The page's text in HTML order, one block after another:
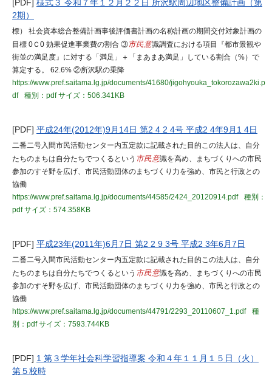
[PDF] 様式３ 令和７年１２月２２日 所沢駅周辺地区整備計画（第
2期）
標） 社会資本総合整備計画事後評価書計画の名称計画の期間交付対象計画の
目標 0Ｃ0 効果促進事業費の割合 ③市民意識調査における項目『都市景観や
街並の満足度』に対する「満足」＋「まあまあ満足」している割合（%）で
算定する。 62.6% ②所沢駅の乗降
https://www.pref.saitama.lg.jp/documents/41680/jigohyouka_tokorozawa2ki.p
df
種別：pdfサイズ：506.341KB
[PDF] 平成24年(2012年)9月14日 第2 4 2 4号 平成2 4年9月1 4日
二番二号入間市民活動センター内五定款に記載された目的この法人は、自分
たちのまちは自分たちでつくるという 市民意識を高め、まちづくりへの市民
参加のすそ野を広げ、市民活動団体のまちづくり力を強め、市民と行政との
協働
https://www.pref.saitama.lg.jp/documents/44585/2424_20120914.pdf
種別：
pdfサイズ：574.358KB
[PDF] 平成23年(2011年)6月7日 第2 2 9 3号 平成2 3年6月7日
二番二号入間市民活動センター内五定款に記載された目的この法人は、自分
たちのまちは自分たちでつくるという 市民意識を高め、まちづくりへの市民
参加のすそ野を広げ、市民活動団体のまちづくり力を強め、市民と行政との
協働
https://www.pref.saitama.lg.jp/documents/44791/2293_20110607_1.pdf
種
別：pdfサイズ：7593.744KB
[PDF] 1 第３学年社会科学習指導案 令和４年１１月１５日（火）
第５校時